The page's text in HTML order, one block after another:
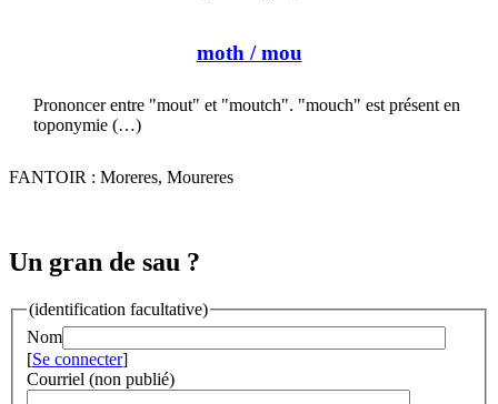
moth / mou
Prononcer entre "mout" et "moutch". "mouch" est présent en
toponymie (…)
FANTOIR : Moreres, Moureres
Un gran de sau ?
(identification facultative)
Nom
[Se connecter]
Courriel (non publié)